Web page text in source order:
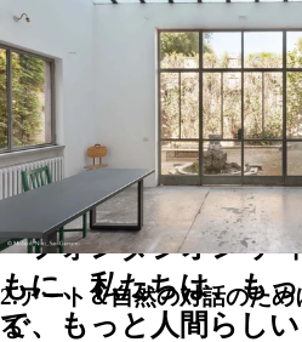
2.アート＆自然の対話のた
る
LAURENCE SEMICHON（ロラン
シオン ディプティック会長
「フォンダシオン デ
もに、私たちは、も
で、もっと人間らし